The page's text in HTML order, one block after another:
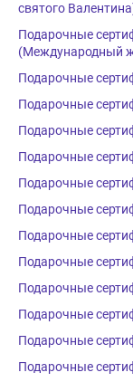
святого
Подарочные
(Международный
Подарочные
Подарочные
Подарочные
Подарочные
Подарочные
Подарочные
Подарочные
Подарочные
Подарочные
Подарочные
Подарочные
Подарочные